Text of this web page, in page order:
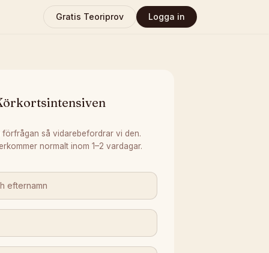
Gratis Teoriprov Logga in
förfrågan så vidarebefordrar vi den.
normalt inom 1–2 vardagar.